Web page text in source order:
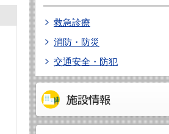
救急診療
消防・防災
交通安全・防犯